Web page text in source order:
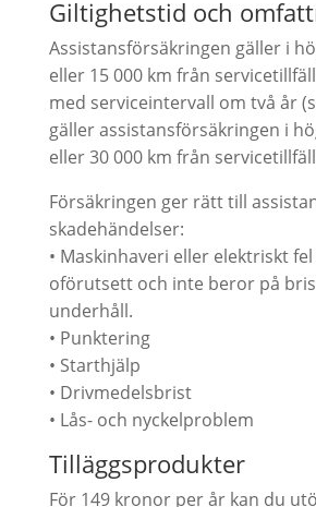
Giltighetstid och
Assistansförsäkringen gäller i
eller 15 000 km från
med serviceintervall om två år
gäller assistansförsäkringen i
eller 30 000 km från
Försäkringen ger rätt till
skadehändelser:
• Maskinhaveri eller elektriskt
oförutsett och inte beror på
underhåll.
• Punktering
• Starthjälp
• Drivmedelsbrist
• Lås- och nyckelproblem
Tilläggsprodukter
För 149 kronor per år kan du